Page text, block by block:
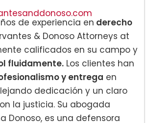
de experiencia en derecho
& Donoso Attorneys at
calificados en su campo y
fluidamente. Los clientes han
y entrega en
dedicación y un claro
la justicia. Su abogada
Donoso, es una defensora